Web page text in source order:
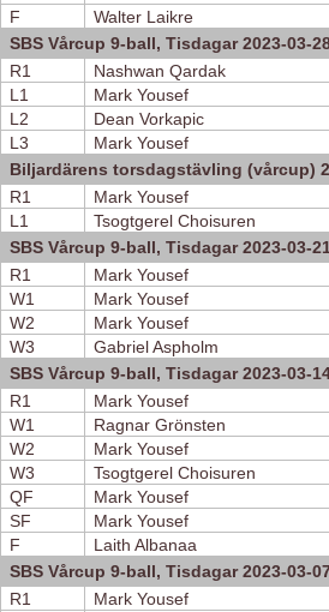
F
Walter Laikre
SBS Vårcup 9-ball, Tisdagar 2023-03-
R1
Nashwan Qardak
L1
Mark Yousef
L2
Dean Vorkapic
L3
Mark Yousef
Biljardärens torsdagstävling (vårcup)
R1
Mark Yousef
L1
Tsogtgerel Choisuren
SBS Vårcup 9-ball, Tisdagar 2023-03-
R1
Mark Yousef
W1
Mark Yousef
W2
Mark Yousef
W3
Gabriel Aspholm
SBS Vårcup 9-ball, Tisdagar 2023-03-
R1
Mark Yousef
W1
Ragnar Grönsten
W2
Mark Yousef
W3
Tsogtgerel Choisuren
QF
Mark Yousef
SF
Mark Yousef
F
Laith Albanaa
SBS Vårcup 9-ball, Tisdagar 2023-03-
R1
Mark Yousef